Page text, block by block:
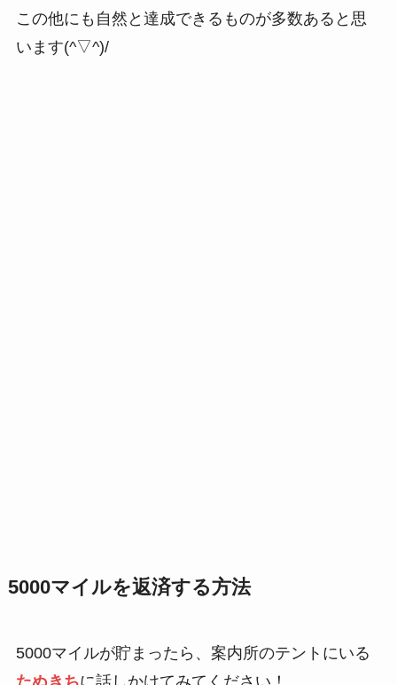
この他にも自然と達成できるものが多数あると思
います(^▽^)/
5000マイルを返済する方法
5000マイルが貯まったら、案内所のテントにいる